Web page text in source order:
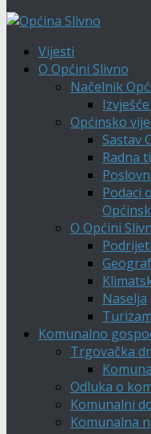
Vijesti
O Općini Slivno
Načelnik
Općinsko
Sastav
Radna
Podaci
O Općini
Naselja
Turizam
Komunalno
Trgovačka
Odluka o
Komunalni
Komunalna